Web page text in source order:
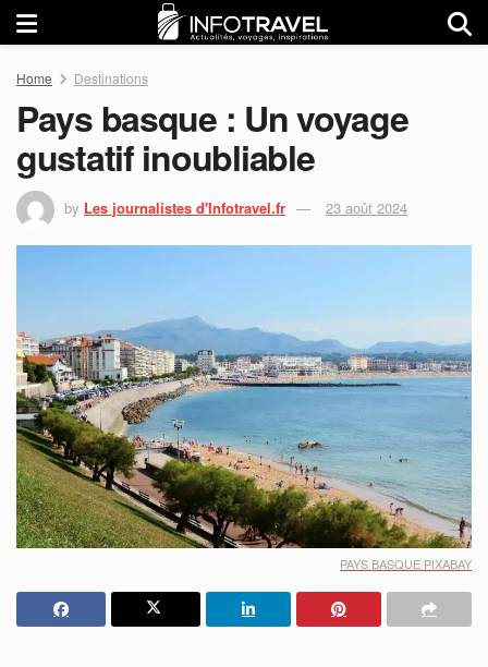
Home Destinations
Pays basque : Un voyage
gustatif inoubliable
by Les journalistes d'Infotravel.fr 23 août 2024
PAYS BASQUE PIXABAY